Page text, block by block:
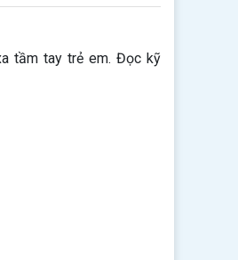
tầm tay trẻ em. Đọc kỹ